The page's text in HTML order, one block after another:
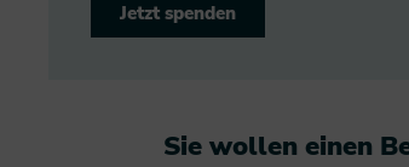
Jetzt spenden
Sie wollen einen